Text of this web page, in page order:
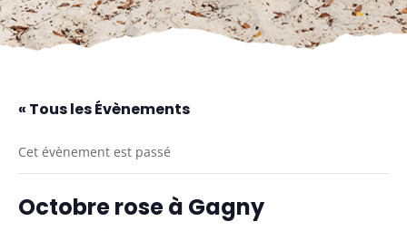
« Tous les Évènements
Cet évènement est passé
Octobre rose à Gagny